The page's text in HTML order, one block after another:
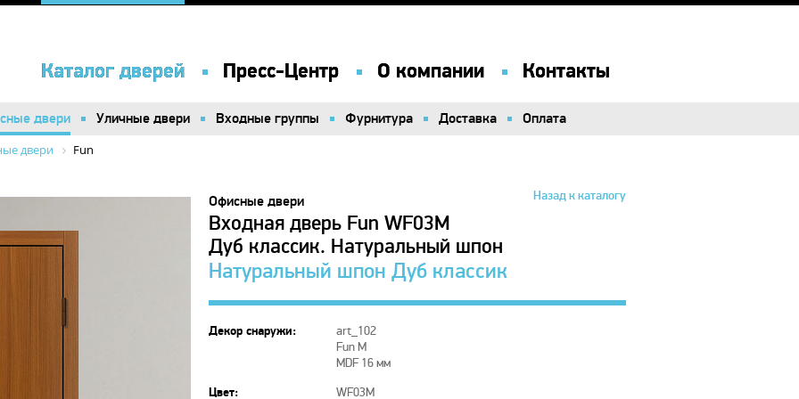
Каталог дверей Пресс-Центр О компании Контакты
Каталог дверей Пресс-Центр О компании Контакты
двери Уличные двери Входные группы Фурнитура Доставка Оплата
двери Уличные двери Входные группы Фурнитура Доставка Оплата
двери Fun
Назад к каталогу
Офисные двери
Входная дверь Fun WF03M
Дуб классик. Натуральный шпон
Натуральный шпон Дуб классик
Декор снаружи:
art_102
Fun M
MDF 16 мм
Цвет:
WF03M